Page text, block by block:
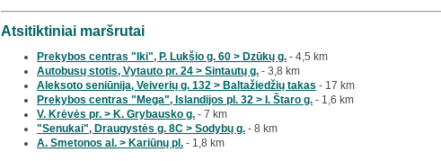
Atsitiktiniai maršrutai
Prekybos centras "Iki", P. Lukšio g. 60 > Dzūkų g. - 4,5 km
Autobusų stotis, Vytauto pr. 24 > Sintautų g. - 3,8 km
Aleksoto seniūnija, Veiverių g. 132 > Baltažiedžių takas - 17 km
Prekybos centras "Mega", Islandijos pl. 32 > I. Štaro g. - 1,6 km
V. Krėvės pr. > K. Grybausko g. - 7 km
"Senukai", Draugystės g. 8C > Sodybų g. - 8 km
A. Smetonos al. > Kariūnų pl. - 1,8 km